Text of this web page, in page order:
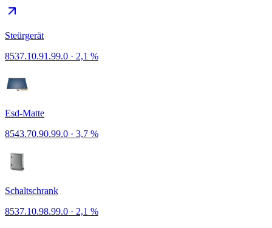
Steürgerät
8537.10.91.99.0 · 2,1 %
Esd-Matte
8543.70.90.99.0 · 3,7 %
Schaltschrank
8537.10.98.99.0 · 2,1 %